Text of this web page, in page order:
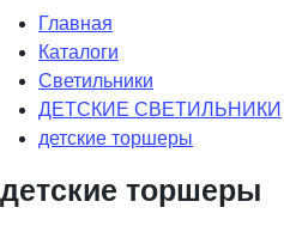
Главная
Каталоги
Светильники
ДЕТСКИЕ СВЕТИЛЬНИКИ
детские торшеры
детские торшеры